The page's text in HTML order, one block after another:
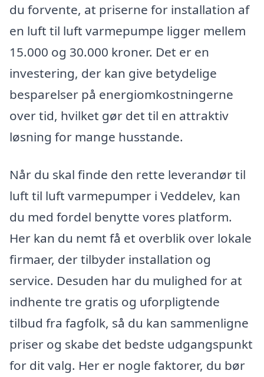
du forvente, at priserne for installation af
en luft til luft varmepumpe ligger mellem
15.000 og 30.000 kroner. Det er en
investering, der kan give betydelige
besparelser på energiomkostningerne
over tid, hvilket gør det til en attraktiv
løsning for mange husstande.
Når du skal finde den rette leverandør til
luft til luft varmepumper i Veddelev, kan
du med fordel benytte vores platform.
Her kan du nemt få et overblik over lokale
firmaer, der tilbyder installation og
service. Desuden har du mulighed for at
indhente tre gratis og uforpligtende
tilbud fra fagfolk, så du kan sammenligne
priser og skabe det bedste udgangspunkt
for dit valg. Her er nogle faktorer, du bør